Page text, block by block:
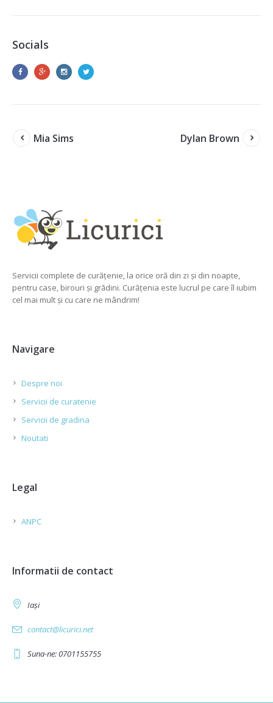
Socials
Mia Sims Dylan Brown
Servicii complete de curățenie, la orice oră din zi și din noapte,
pentru case, birouri și grădini. Curățenia este lucrul pe care îl iubim
cel mai mult și cu care ne mândrim!
Navigare
Despre noi
Servicii de curatenie
Servicii de gradina
Noutati
Legal
ANPC
Informatii de contact
Iași
contact@licurici.net
Suna-ne: 0701155755